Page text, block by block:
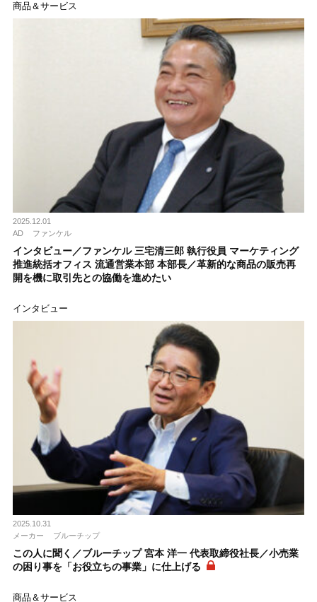
商品＆サービス
2025.12.01
AD
ファンケル
インタビュー／ファンケル 三宅清三郎 執行役員 マーケティング
推進統括オフィス 流通営業本部 本部長／革新的な商品の販売再
開を機に取引先との協働を進めたい
インタビュー
2025.10.31
メーカー
ブルーチップ
この人に聞く／ブルーチップ 宮本 洋一 代表取締役社長／小売業
の困り事を「お役立ちの事業」に仕上げる
商品＆サービス